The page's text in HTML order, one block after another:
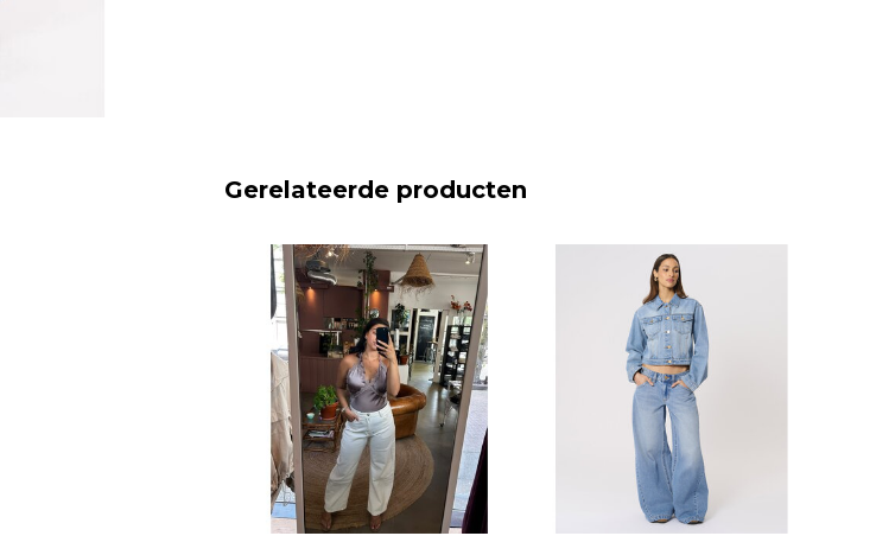
Gerelateerde producten